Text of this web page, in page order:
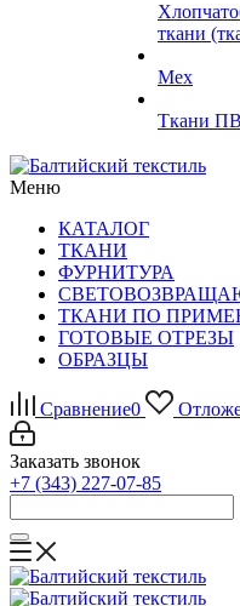
ткани
Мех
Ткани
Меню
КАТАЛОГ
ТКАНИ
ФУРНИТУРА
ТКАНИ ПО
ГОТОВЫЕ ОТРЕЗЫ
ОБРАЗЦЫ
Сравнение0
Заказать звонок
+7 (343) 227-07-85